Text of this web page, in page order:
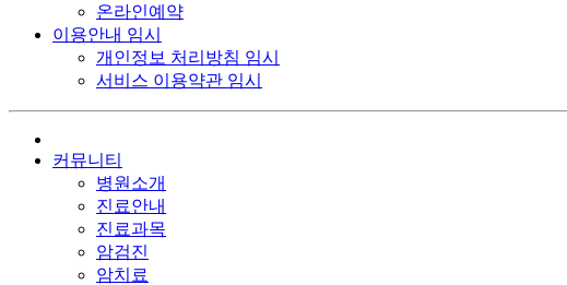
온라인예약
이용안내 임시
개인정보 처리방침 임시
서비스 이용약관 임시
커뮤니티
병원소개
진료안내
진료과목
암검진
암치료